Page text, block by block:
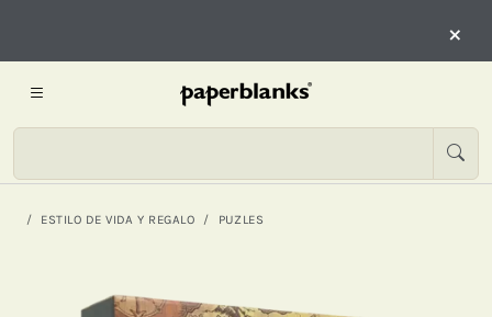
×
ESTILO DE VIDA Y REGALO PUZLES